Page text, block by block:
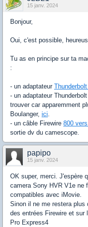
15 janv. 2024
Bonjour,
Oui, c'est possible,
Tu as en principe sur ta
:
- un adaptateur
- un adaptateur
trouver car apparemment
Boulanger, ici.
- un câble Firewire 800
sortie dv du camescope.
papipo
15 janv. 2024
OK super, merci. J'espère
camera Sony HVR V1e ne
compatibles avec iMovie.
Sinon il ne me restera plus
des entrées Firewire et sur
Pro Express4